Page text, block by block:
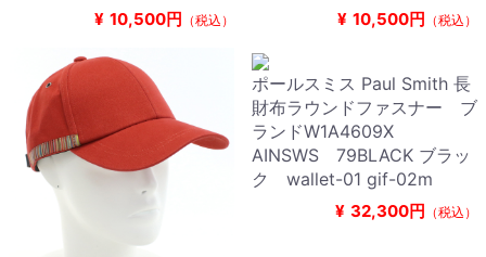
¥ 10,500円 （税込） ¥ 10,500円 （税込）
ポールスミス Paul Smith 長
財布ラウンドファスナー ブ
ランドW1A4609X
AINSWS 79BLACK ブラッ
ク wallet-01 gif-02m
¥ 32,300円 （税込）